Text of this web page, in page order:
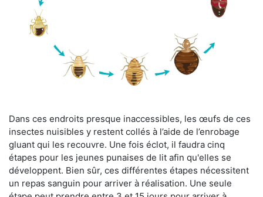
Dans ces endroits presque inaccessibles, les œufs de ces
insectes nuisibles y restent collés à l’aide de l’enrobage
gluant qui les recouvre. Une fois éclot, il faudra cinq
étapes pour les jeunes punaises de lit afin qu'elles se
développent. Bien sûr, ces différentes étapes nécessitent
un repas sanguin pour arriver à réalisation. Une seule